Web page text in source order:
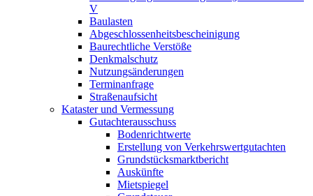
V
Baulasten
Abgeschlossenheits­bescheinigung
Baurechtliche Verstöße
Denkmalschutz
Nutzungsänderungen
Terminanfrage
Straßenaufsicht
Kataster und Vermessung
Gutachterausschuss
Bodenrichtwerte
Erstellung von Verkehrswertgutachten
Grundstücksmarktbericht
Auskünfte
Mietspiegel